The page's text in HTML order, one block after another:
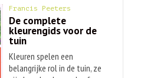
een groot succes en werd
door de jaren heen steeds
weer herdrukt. Dat is niet voor
niets, want het is een
aanstekelijk geschreven
dagboek waarin ze met passie
Francis Peeters
De complete
kleurengids voor de
tuin
Kleuren spelen een
belangrijke rol in de tuin, ze